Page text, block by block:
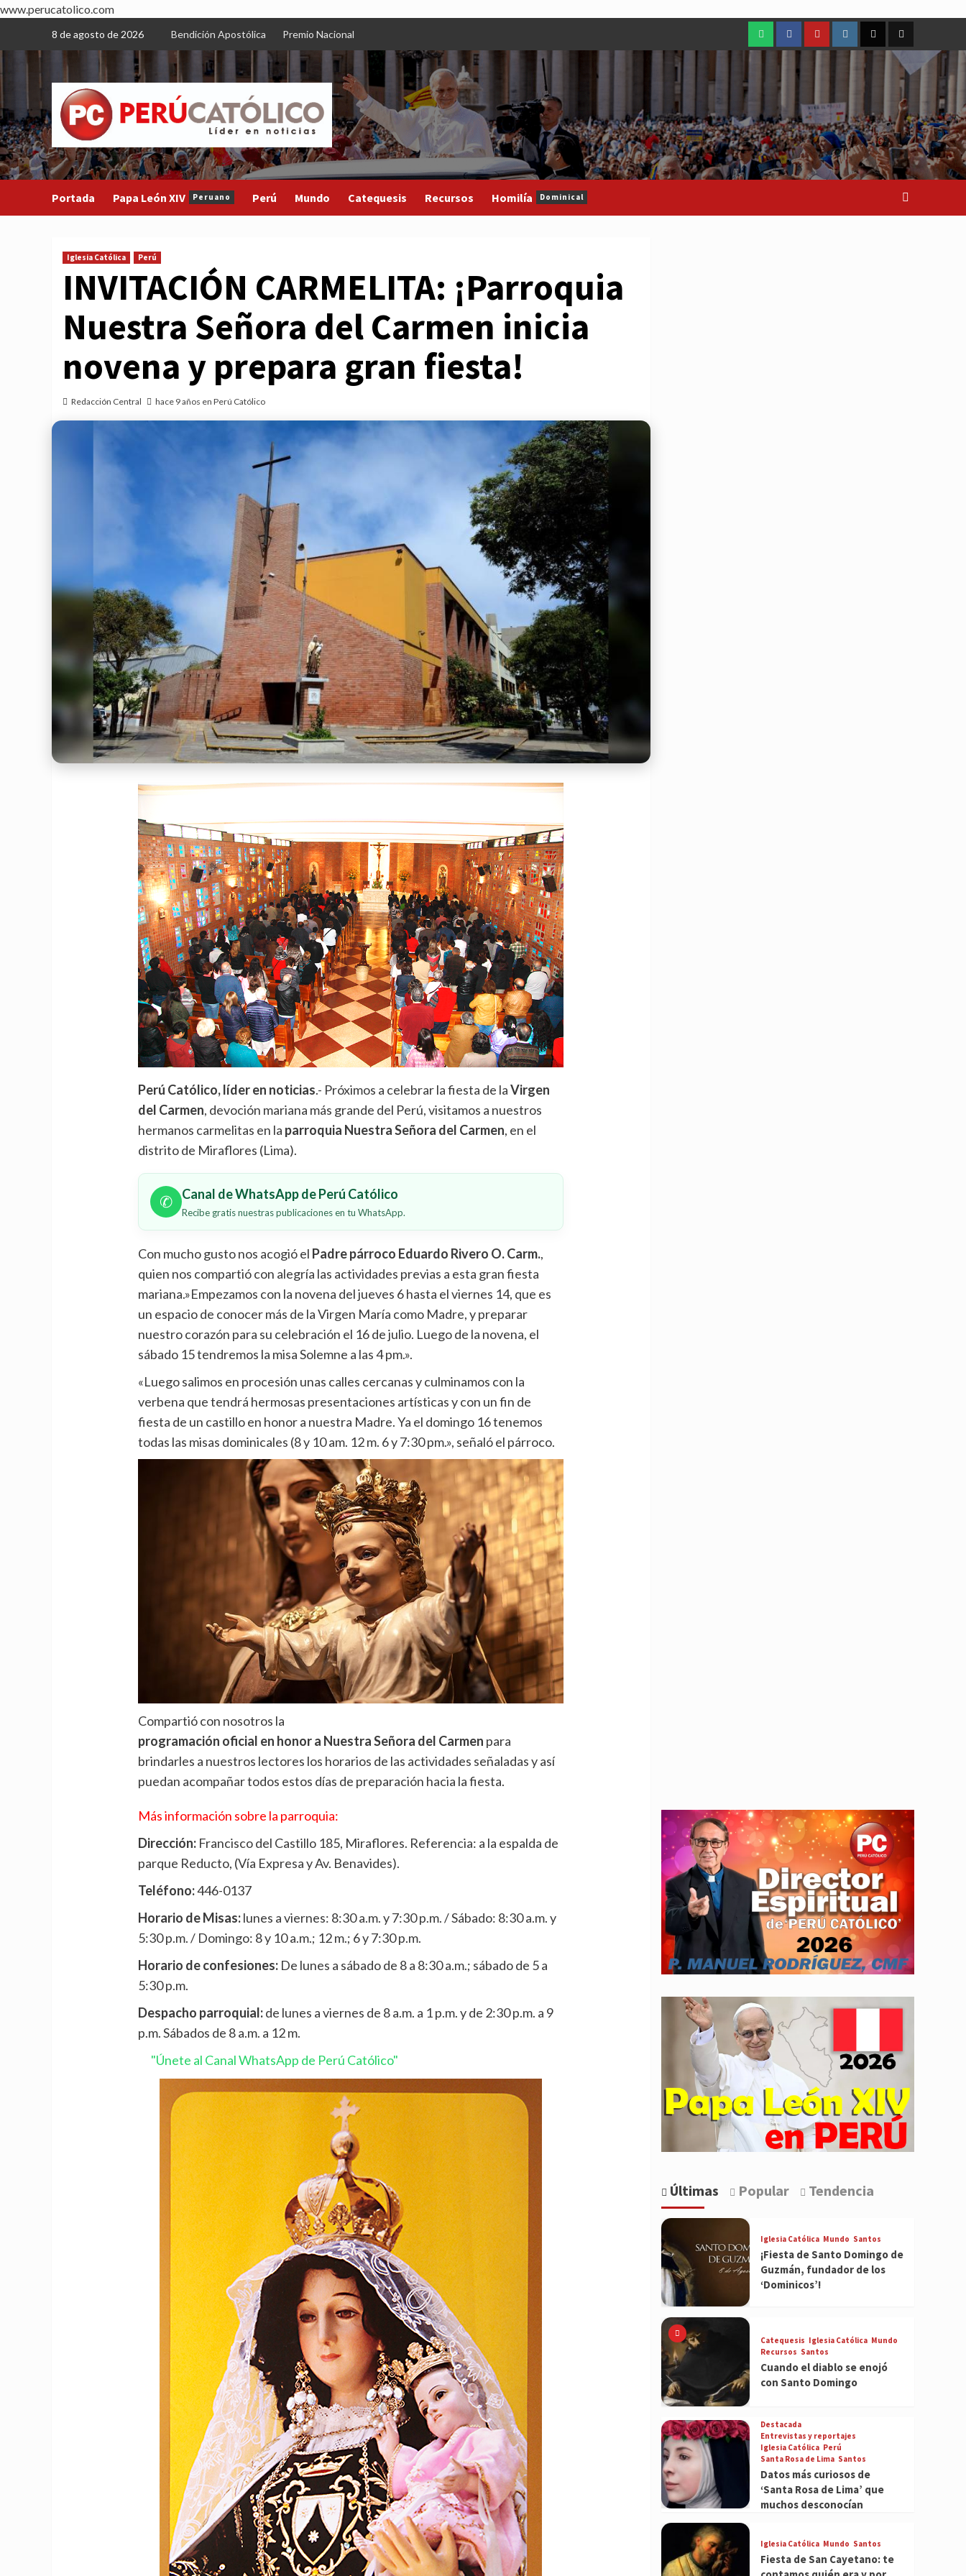
www.perucatolico.com
content
8 de agosto de 2026 Bendición Apostólica Premio Nacional
WhatsAppFacebookYoutubeInstagram
X TikTok
Portada Papa León XIV Peruano Perú Mundo Catequesis Recursos Homilía Dominical
Iglesia Católica Perú
INVITACIÓN CARMELITA: ¡Parroquia
Nuestra Señora del Carmen inicia
novena y prepara gran fiesta!
Redacción Central hace 9 años en Perú Católico
Perú Católico, líder en noticias.- Próximos a celebrar la fiesta de laVirgen
del Carmen, devoción mariana más grande del Perú, visitamos a nuestros
hermanos carmelitas en la parroquia Nuestra Señora del Carmen, en el
distrito de Miraflores (Lima).
✆ Canal de WhatsApp de Perú Católico
Recibe gratis nuestras publicaciones en tu WhatsApp.
Con mucho gusto nos acogió el Padre párroco Eduardo Rivero O. Carm.,
quien nos compartió con alegría las actividades previas a esta gran fiesta
mariana.»Empezamos con la novena del jueves 6 hasta el viernes 14, que es
un espacio de conocer más de la Virgen María como Madre, y preparar
nuestro corazón para su celebración el 16 de julio. Luego de la novena, el
sábado 15 tendremos la misa Solemne a las 4 pm.».
«Luego salimos en procesión unas calles cercanas y culminamos con la
verbena que tendrá hermosas presentaciones artísticas y con un fin de
fiesta de un castillo en honor a nuestra Madre. Ya el domingo 16 tenemos
todas las misas dominicales (8 y 10 am. 12 m. 6 y 7:30 pm.», señaló el párroco.
Compartió con nosotros la
programación oficial en honor a Nuestra Señora del Carmen para
brindarles a nuestros lectores los horarios de las actividades señaladas y así
puedan acompañar todos estos días de preparación hacia la fiesta.
Más información sobre la parroquia:
Dirección: Francisco del Castillo 185, Miraflores. Referencia: a la espalda de
parque Reducto, (Vía Expresa y Av. Benavides).
Teléfono:446-0137
Horario de Misas:lunes a viernes: 8:30 a.m. y 7:30 p.m. / Sábado: 8:30 a.m. y
5:30 p.m. / Domingo: 8 y 10 a.m.; 12 m.; 6 y 7:30 p.m.
Horario de confesiones: De lunes a sábado de 8 a 8:30 a.m.; sábado de 5 a
5:30 p.m.
Despacho parroquial:de lunes a viernes de 8 a.m. a 1 p.m. y de 2:30 p.m. a 9
p.m. Sábados de 8 a.m. a 12 m.
"Únete al Canal WhatsApp de Perú Católico"
Últimas Popular Tendencia
Iglesia Católica Mundo Santos
¡Fiesta de Santo Domingo de
Guzmán, fundador de los
‘Dominicos’!
Catequesis Iglesia Católica Mundo
Recursos Santos
Cuando el diablo se enojó
con Santo Domingo
Destacada
Entrevistas y reportajes
Iglesia Católica Perú
Santa Rosa de Lima Santos
Datos más curiosos de
‘Santa Rosa de Lima’ que
muchos desconocían
Iglesia Católica Mundo Santos
Fiesta de San Cayetano: te